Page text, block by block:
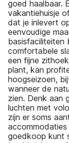
goed haalbaar.
vakantiehuisje
dat je inlevert
eenvoudige
basisfaciliteiten
comfortabele
een fijne
plant, kan
hoogseizoen,
wanneer de
zien. Denk aan
luchten met
zijn er soms
goedkoop kunt